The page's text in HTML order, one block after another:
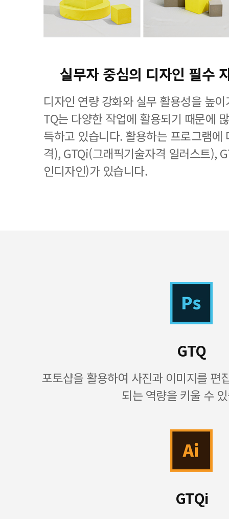
실무자 중심의 디자인 필수
디자인 연량 강화와 실무 활용성을 높
TQ는 다양한 작업에 활용되기 때문에
득하고 있습니다. 활용하는 프로그램에
격), GTQi(그래픽기술자격 일러스트),
인디자인)가 있습니다.
GTQ
포토샵을 활용하여 사진과 이미지를 편
되는 역량을 키울 수
GTQi